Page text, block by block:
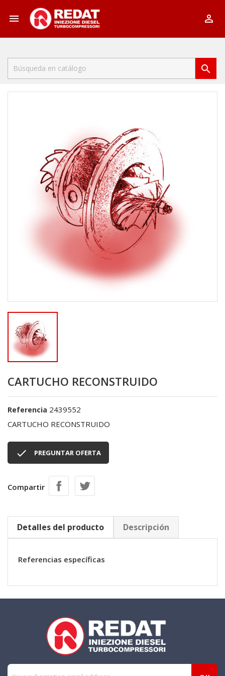
 

CARTUCHO RECONSTRUIDO
Referencia 2439552
CARTUCHO RECONSTRUIDO
 PREGUNTAR OFERTA
Compartir
Detalles del producto Descripción
Referencias específicas